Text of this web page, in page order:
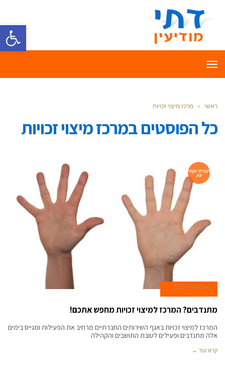
פתח
תפריט
ראשי » מרכז מיצוי זכויות
כל הפוסטים במרכז מיצוי זכויות
חברה וקהי
לה
4 באפריל 2021
מתנדבים? המרכז למיצוי זכויות מחפש אתכם!
המרכז למיצוי זכויות באגף השירותים החברתיים מרחיב את הפעילות ומגייס בימים
אלה מתנדבים ופעילים לטובת התושבים והקהילה
קרא עוד ←